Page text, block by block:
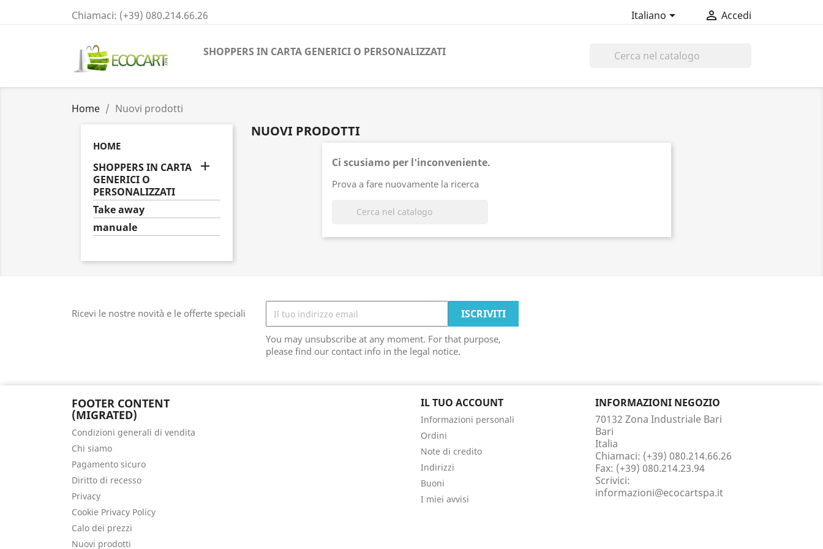
Chiamaci: (+39) 080.214.66.26 Italiano  Accedi
SHOPPERS IN CARTA GENERICI O PERSONALIZZATI
Home Nuovi prodotti
HOME
SHOPPERS IN CARTA
GENERICI O
PERSONALIZZATI

Take away
manuale
NUOVI PRODOTTI
Ci scusiamo per l'inconveniente.
Prova a fare nuovamente la ricerca
Ricevi le nostre novità e le offerte speciali
You may unsubscribe at any moment. For that purpose,
please find our contact info in the legal notice.
FOOTER CONTENT
(MIGRATED)
Condizioni generali di vendita
Chi siamo
Pagamento sicuro
Diritto di recesso
Privacy
Cookie Privacy Policy
Calo dei prezzi
Nuovi prodotti
IL TUO ACCOUNT
Informazioni personali
Ordini
Note di credito
Indirizzi
Buoni
I miei avvisi
INFORMAZIONI NEGOZIO
70132 Zona Industriale Bari
Bari
Italia
Chiamaci: (+39) 080.214.66.26
Fax: (+39) 080.214.23.94
Scrivici:
informazioni@ecocartspa.it